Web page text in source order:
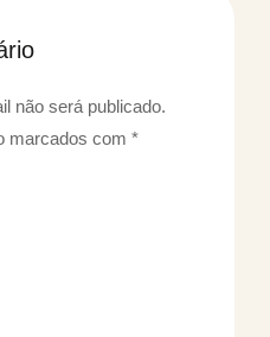
não será publicado.
marcados com *